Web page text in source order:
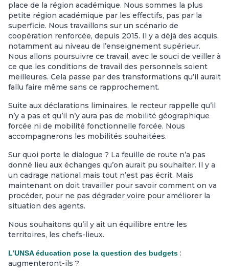
place de la région académique. Nous sommes la plus
petite région académique par les effectifs, pas par la
superficie. Nous travaillons sur un scénario de
coopération renforcée, depuis 2015. Il y a déjà des acquis,
notamment au niveau de l’enseignement supérieur.
Nous allons poursuivre ce travail, avec le souci de veiller à
ce que les conditions de travail des personnels soient
meilleures. Cela passe par des transformations qu’il aurait
fallu faire même sans ce rapprochement.
Suite aux déclarations liminaires, le recteur rappelle qu’il
n’y a pas et qu’il n’y aura pas de mobilité géographique
forcée ni de mobilité fonctionnelle forcée. Nous
accompagnerons les mobilités souhaitées.
Sur quoi porte le dialogue ? La feuille de route n’a pas
donné lieu aux échanges qu’on aurait pu souhaiter. Il y a
un cadrage national mais tout n’est pas écrit. Mais
maintenant on doit travailler pour savoir comment on va
procéder, pour ne pas dégrader voire pour améliorer la
situation des agents.
Nous souhaitons qu’il y ait un équilibre entre les
territoires, les chefs-lieux.
L’UNSA éducation pose la question des budgets :
augmenteront-ils ?